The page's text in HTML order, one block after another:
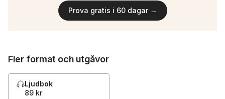
Prova gratis i 60 dagar →
Fler format och utgåvor
Ljudbok
89 kr